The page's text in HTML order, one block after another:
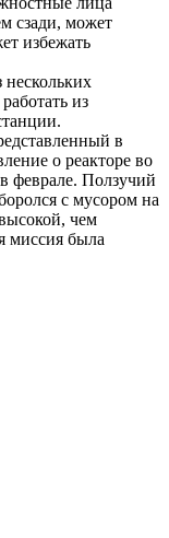
сзади, может
избежать
из
в
о реакторе во
феврале. Ползучий
с мусором на
чем
миссия была